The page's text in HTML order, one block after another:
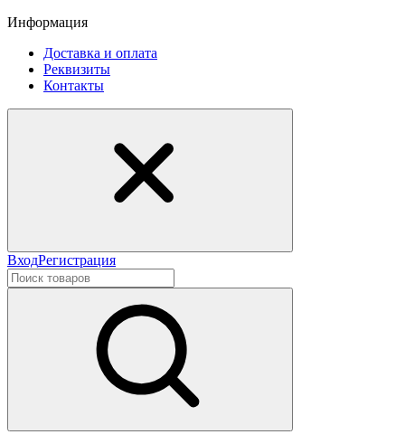
Информация
Доставка и оплата
Реквизиты
Контакты
ВходРегистрация